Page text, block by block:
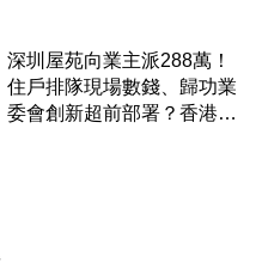
深圳屋苑向業主派288萬！
住戶排隊現場數錢、歸功業
委會創新超前部署？香港業